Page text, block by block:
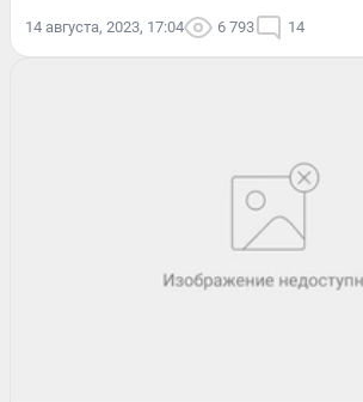
14 августа, 2023, 17:04 6 793 14